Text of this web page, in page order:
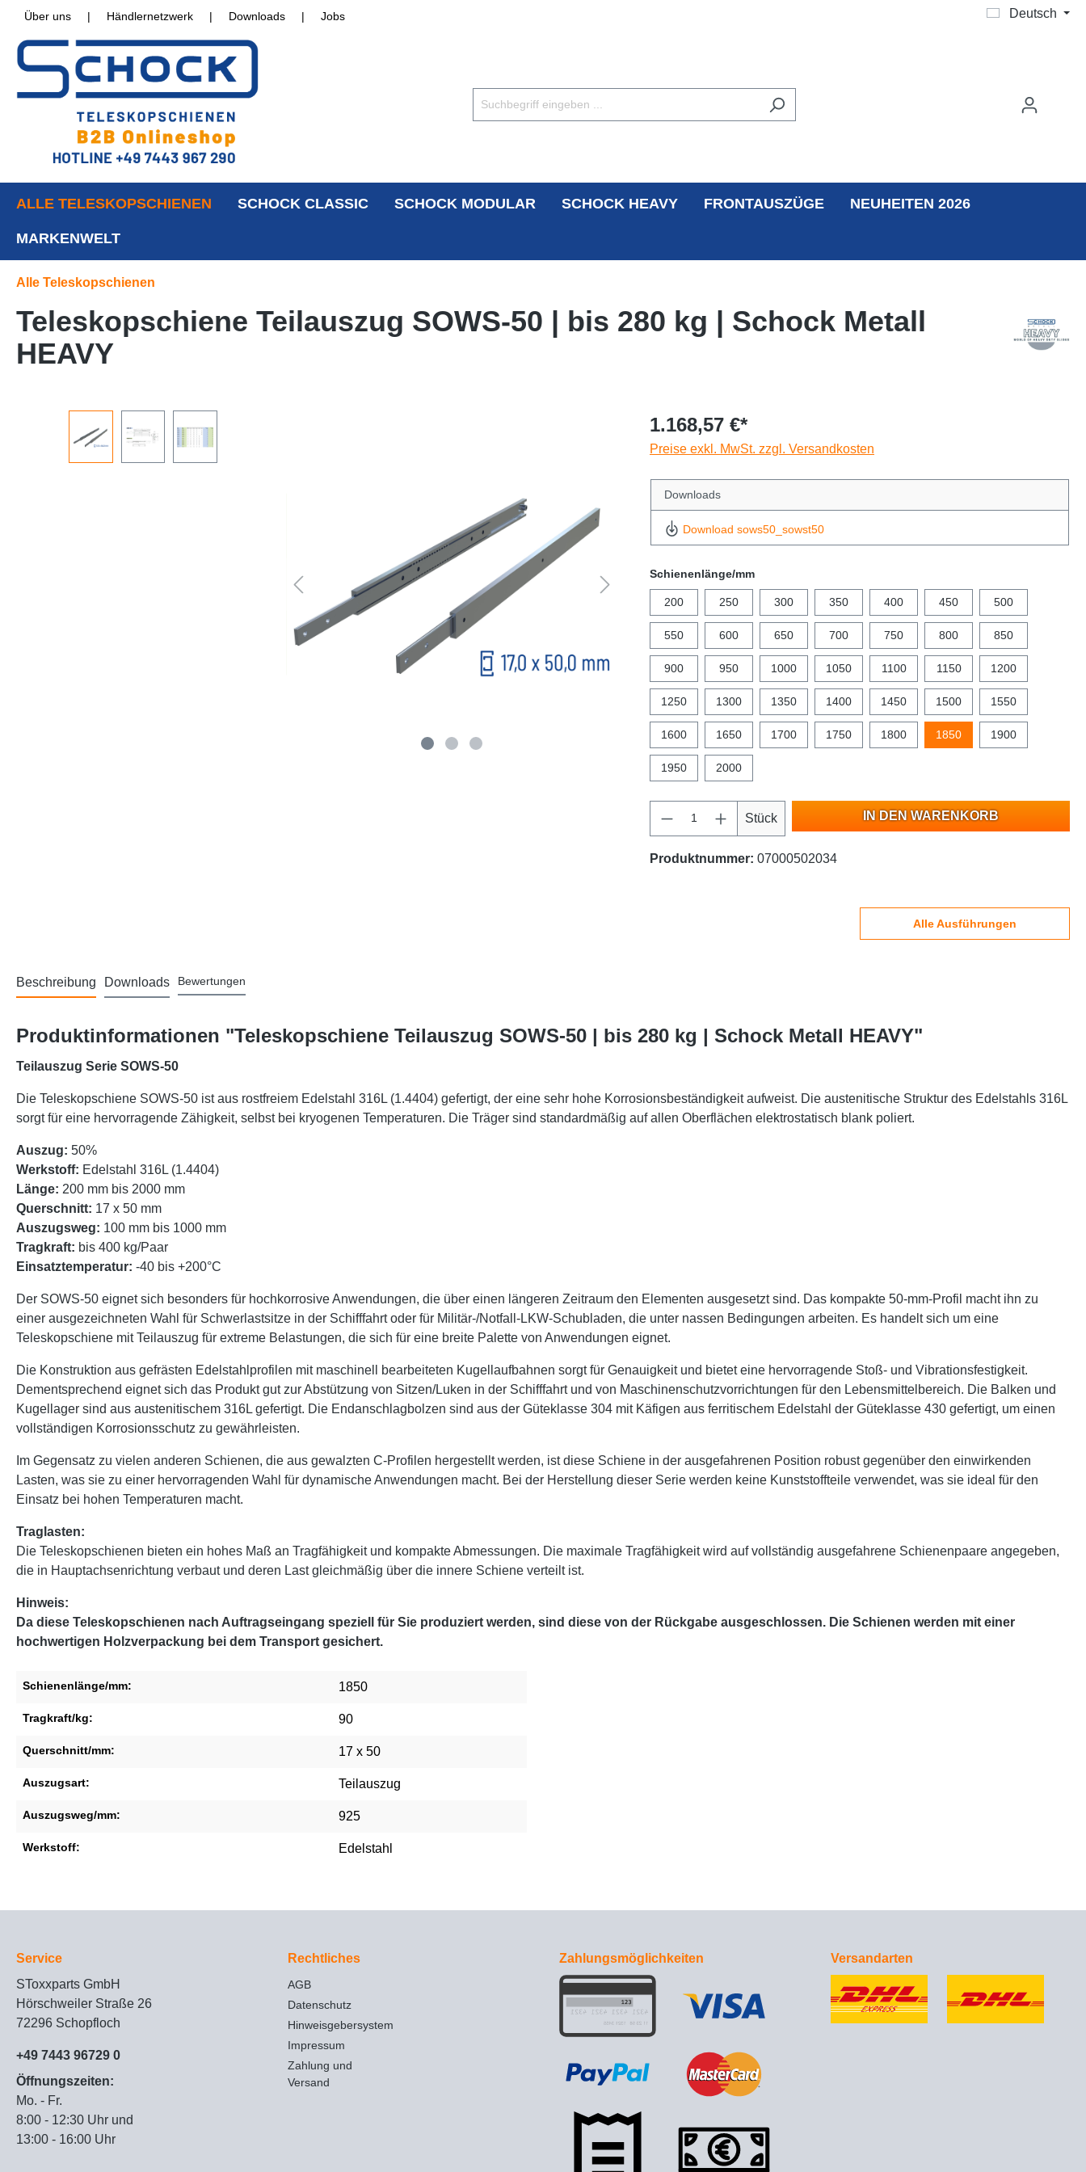
Über uns | Händlernetzwerk | Downloads | Jobs Deutsch
ALLE TELESKOPSCHIENEN SCHOCK CLASSIC SCHOCK MODULAR SCHOCK HEAVY FRONTAUSZÜGE NEUHEITEN 2026
MARKENWELT
Alle Teleskopschienen
Teleskopschiene Teilauszug SOWS-50 | bis 280 kg | Schock Metall
HEAVY
1.168,57 €*
Preise exkl. MwSt. zzgl. Versandkosten
Downloads
Download sows50_sowst50
Schienenlänge/mm
200 250 300 350 400 450 500
550 600 650 700 750 800 850
900 950 1000 1050 1100 1150 1200
1250 1300 1350 1400 1450 1500 1550
1600 1650 1700 1750 1800 1850 1900
1950 2000
Stück IN DEN WARENKORB
Produktnummer: 07000502034
Alle Ausführungen
Beschreibung Downloads Bewertungen
Produktinformationen "Teleskopschiene Teilauszug SOWS-50 | bis 280 kg | Schock Metall HEAVY"
Teilauszug Serie SOWS-50
Die Teleskopschiene SOWS-50 ist aus rostfreiem Edelstahl 316L (1.4404) gefertigt, der eine sehr hohe Korrosionsbeständigkeit aufweist. Die austenitische Struktur des Edelstahls 316L
sorgt für eine hervorragende Zähigkeit, selbst bei kryogenen Temperaturen. Die Träger sind standardmäßig auf allen Oberflächen elektrostatisch blank poliert.
Auszug: 50%
Werkstoff: Edelstahl 316L (1.4404)
Länge: 200 mm bis 2000 mm
Querschnitt: 17 x 50 mm
Auszugsweg: 100 mm bis 1000 mm
Tragkraft: bis 400 kg/Paar
Einsatztemperatur: -40 bis +200°C
Der SOWS-50 eignet sich besonders für hochkorrosive Anwendungen, die über einen längeren Zeitraum den Elementen ausgesetzt sind. Das kompakte 50-mm-Profil macht ihn zu
einer ausgezeichneten Wahl für Schwerlastsitze in der Schifffahrt oder für Militär-/Notfall-LKW-Schubladen, die unter nassen Bedingungen arbeiten. Es handelt sich um eine
Teleskopschiene mit Teilauszug für extreme Belastungen, die sich für eine breite Palette von Anwendungen eignet.
Die Konstruktion aus gefrästen Edelstahlprofilen mit maschinell bearbeiteten Kugellaufbahnen sorgt für Genauigkeit und bietet eine hervorragende Stoß- und Vibrationsfestigkeit.
Dementsprechend eignet sich das Produkt gut zur Abstützung von Sitzen/Luken in der Schifffahrt und von Maschinenschutzvorrichtungen für den Lebensmittelbereich. Die Balken und
Kugellager sind aus austenitischem 316L gefertigt. Die Endanschlagbolzen sind aus der Güteklasse 304 mit Käfigen aus ferritischem Edelstahl der Güteklasse 430 gefertigt, um einen
vollständigen Korrosionsschutz zu gewährleisten.
Im Gegensatz zu vielen anderen Schienen, die aus gewalzten C-Profilen hergestellt werden, ist diese Schiene in der ausgefahrenen Position robust gegenüber den einwirkenden
Lasten, was sie zu einer hervorragenden Wahl für dynamische Anwendungen macht. Bei der Herstellung dieser Serie werden keine Kunststoffteile verwendet, was sie ideal für den
Einsatz bei hohen Temperaturen macht.
Traglasten:
Die Teleskopschienen bieten ein hohes Maß an Tragfähigkeit und kompakte Abmessungen. Die maximale Tragfähigkeit wird auf vollständig ausgefahrene Schienenpaare angegeben,
die in Hauptachsenrichtung verbaut und deren Last gleichmäßig über die innere Schiene verteilt ist.
Hinweis:
Da diese Teleskopschienen nach Auftragseingang speziell für Sie produziert werden, sind diese von der Rückgabe ausgeschlossen. Die Schienen werden mit einer
hochwertigen Holzverpackung bei dem Transport gesichert.
Schienenlänge/mm: 1850
Tragkraft/kg: 90
Querschnitt/mm: 17 x 50
Auszugsart: Teilauszug
Auszugsweg/mm: 925
Werkstoff: Edelstahl
Service
SToxxparts GmbH
Hörschweiler Straße 26
72296 Schopfloch
+49 7443 96729 0
Öffnungszeiten:
Mo. - Fr.
8:00 - 12:30 Uhr und
13:00 - 16:00 Uhr
Rechtliches
AGB
Datenschutz
Hinweisgebersystem
Impressum
Zahlung und
Versand
Zahlungsmöglichkeiten Versandarten